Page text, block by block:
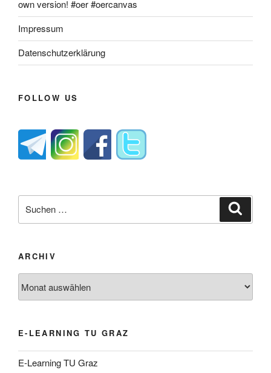
own version! #oer #oercanvas
Impressum
Datenschutzerklärung
FOLLOW US
nach:
ARCHIV
E-LEARNING TU GRAZ
E-Learning TU Graz